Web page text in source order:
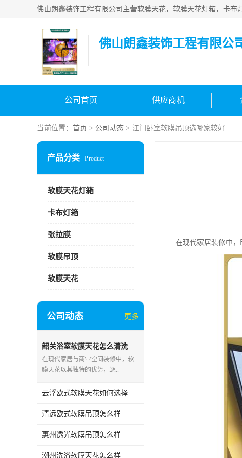
佛山朗鑫装饰工程有限公
公司首页 供应商机
当前位置： 首页 > 公司动态 > 江门卧室软膜吊顶选哪家较好
产品分类 Product
软膜天花灯箱
卡布灯箱
张拉膜
软膜吊顶
软膜天花
公司动态 更多
韶关浴室软膜天花怎么清洗
在现代家居与商业空间装修中，软
膜天花以其独特的优势，逐..
云浮欧式软膜天花如何选择
清远欧式软膜吊顶怎么样
惠州透光软膜吊顶怎么样
潮州洗浴软膜天花怎么样
在现代家居装修中